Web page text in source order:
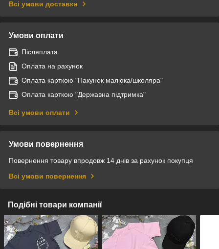
Всі умови доставки
Умови оплати
Післяплата
Оплата на рахунок
Оплата карткою "Пакунок малюка/школяра"
Оплата карткою "Державна підтримка"
Всі умови оплати
Умови повернення
Повернення товару впродовж 14 днів за рахунок покупця
Всі умови повернення
Подібні товари компанії